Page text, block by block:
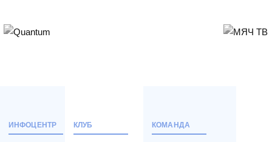
ИНФОЦЕНТР КЛУБ КОМАНДА